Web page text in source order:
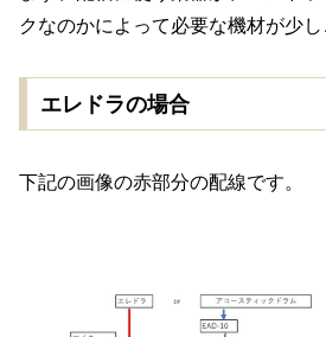
クなのかによって必要な機材が少し
エレドラの場合
下記の画像の赤部分の配線です。